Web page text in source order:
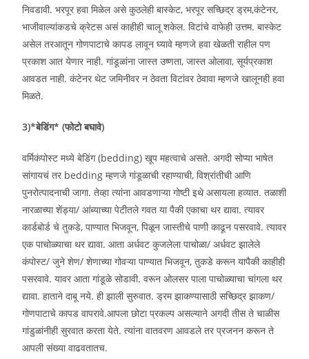
निवडावी. भरपूर हवा मिळेल असे कुठलेही बास्केट, भरपूर सच्छिद्र ड्रम,कंटेनर,
भाजीवाल्यांकडचे क्रेटस असं काहीही चालू शकेल. विटांचे वाफेही उत्तम. बास्केट
असेल तरआतून गोणपाटाचे कापड लावून घ्यावे म्हणजे हवा खेळती राहील पण
प्रकाश आत येणार नाही. गांडूळांना जास्त उष्णता, जास्त ओलावा, सूर्यप्रकाश
आवडत नाही. कंटेनर थेट जमिनीवर न ठेवता विटांवर ठेवावा म्हणजे खालूनही हवा
मिळते.
3)*बेडिंग* (फोटो बघावे)
वर्मिकंपोस्ट मध्ये बेडिंग (bedding) खूप महत्वाचे असते. अगदी सोप्या भाषेत
सांगायचं तर bedding म्हणजे गांडूळाची रहाण्याची, विश्रांतीची आणि
पुनरोत्पादनाची जागा. तेव्हा त्यांना आवडणाऱ्या गोष्टी इथे असायला हव्यात. तळाशी
नारळाच्या शेंड्या/ आंब्याच्या पेटीतले गवत या पैकी एकाचा थर द्यावा. त्यावर
कार्डबोर्ड चे तुकडे, पाण्यात भिजवून, पिळून जास्तीचे पाणी काढून पसरवावे. त्यावर
एक पाचोळ्याचा थर द्यावा. आता अर्धवट कुजलेला पाचोळा/ अर्धवट झालेले
कंपोस्ट/ जुने शेण/ शेणाच्या गोवऱ्या पाण्यात भिजवून, तुकडे करून यापैकी काहीही
पसरवावे. यावर आता गांडूळे सोडावी. वरून ओलसर पाला पाचोळ्याचा चांगला थर
द्यावा. हाताने दाबू नये. ही झाली सुरुवात. ड्रम झाकण्यासाठी सच्छिद्र झाकण/
गोणपाटाचे कापड वापरावे.आपला छोटा प्रकल्प असल्याने अगदी तीस ते चाळीस
गांडुळांनीही सुरवात करता येते. त्यांना वातवरण आवडले तर प्रजनन करून ते
आपली संख्या वाढवतातच.